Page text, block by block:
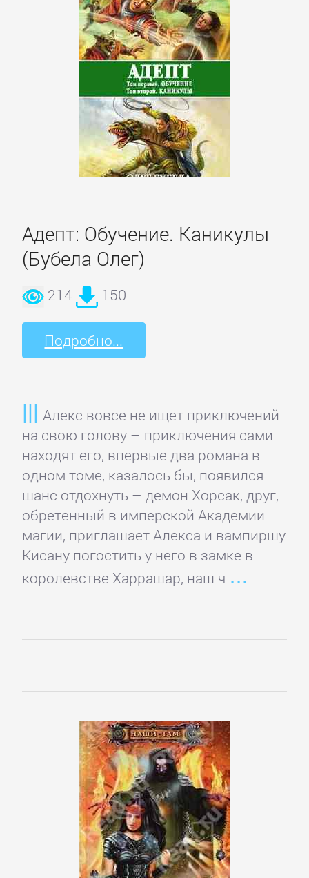
Адепт: Обучение. Каникулы
(Бубела Олег)
214 150
Подробно...
Алекс вовсе не ищет приключений
на свою голову – приключения сами
находят его, впервые два романа в
одном томе, казалось бы, появился
шанс отдохнуть – демон Хорсак, друг,
обретенный в имперской Академии
магии, приглашает Алекса и вампиршу
Кисану погостить у него в замке в
королевстве Харрашар, наш ч
Исторические
Короткие
любовные
Любовно-
фантастические
романы
Остросюжетные
любовные
романы
любовные
романы
Эротическая
литература
НАУКА
Иностранные
Культурология
Математика
Медицина